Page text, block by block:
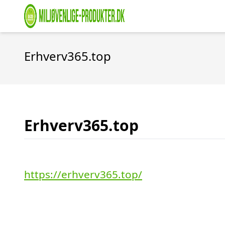
Erhverv365.top
Erhverv365.top
https://erhverv365.top/